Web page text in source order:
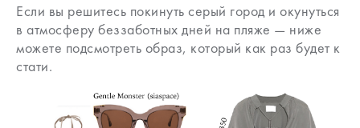
Если вы решитесь покинуть серый город и окунуться
в атмосферу беззаботных дней на пляже — ниже
можете подсмотреть образ, который как раз будет к
стати.